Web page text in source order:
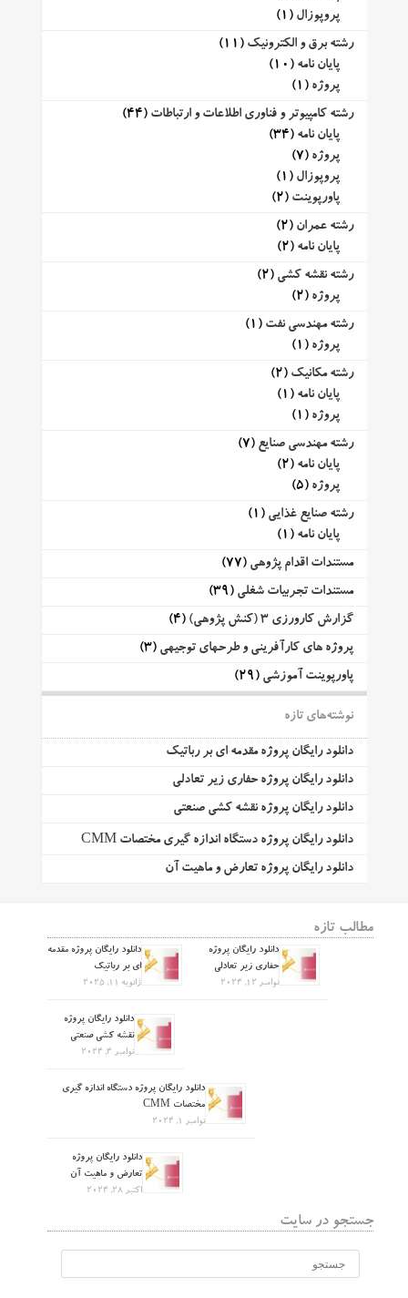
پروپوزال (1)
رشته برق و الکترونیک (11)
پایان نامه (10)
پروژه (1)
رشته کامپیوتر و فناوری اطلاعات و ارتباطات (44)
پایان نامه (34)
پروژه (7)
پروپوزال (1)
پاورپوینت (2)
رشته عمران (2)
پایان نامه (2)
رشته نقشه کشی (2)
پروژه (2)
رشته مهندسی نفت (1)
پروژه (1)
رشته مکانیک (2)
پایان نامه (1)
پروژه (1)
رشته مهندسی صنایع (7)
پایان نامه (2)
پروژه (5)
رشته صنایع غذایی (1)
پایان نامه (1)
مستندات اقدام پژوهی (77)
مستندات تجربیات شغلی (39)
گزارش کارورزی 3 (کنش پژوهی)
(4)
پروژه های کارآفرینی و طرحهای توجیهی (3)
پاورپوینت آموزشی (29)
نوشته‌های تازه
دانلود رایگان پروژه مقدمه ای بر رباتیک
دانلود رایگان پروژه حفاری زیر تعادلی
دانلود رایگان پروژه نقشه کشی صنعتی
دانلود رایگان پروژه دستگاه اندازه گیری مختصات CMM
دانلود رایگان پروژه تعارض و ماهیت آن
مطالب تازه
دانلود رایگان پروژه مقدمه
ای بر رباتیک
ژانویه 11, 2025
دانلود رایگان پروژه
حفاری زیر تعادلی
نوامبر 12, 2024
دانلود رایگان پروژه
نقشه کشی صنعتی
نوامبر 4, 2024
دانلود رایگان پروژه دستگاه اندازه گیری
مختصات CMM
نوامبر 1, 2024
دانلود رایگان پروژه
تعارض و ماهیت آن
اکتبر 28, 2024
جستجو در سایت